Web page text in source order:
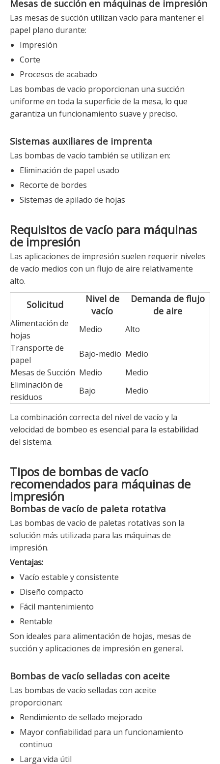
Mesas de succión en máquinas de impresión
Las mesas de succión utilizan vacío para mantener el
papel plano durante:
Impresión
Corte
Procesos de acabado
Las bombas de vacío proporcionan una succión
uniforme en toda la superficie de la mesa, lo que
garantiza un funcionamiento suave y preciso.
Sistemas auxiliares de imprenta
Las bombas de vacío también se utilizan en:
Eliminación de papel usado
Recorte de bordes
Sistemas de apilado de hojas
Requisitos de vacío para máquinas
de impresión
Las aplicaciones de impresión suelen requerir niveles
de vacío medios con un flujo de aire relativamente
alto.
Solicitud
Nivel de
vacío
Demanda de flujo
de aire
Alimentación de
hojas
Medio
Alto
Transporte de
papel
Bajo-medio Medio
Mesas de Succión Medio
Medio
Eliminación de
residuos
Bajo Medio
La combinación correcta del nivel de vacío y la
velocidad de bombeo es esencial para la estabilidad
del sistema.
Tipos de bombas de vacío
recomendados para máquinas de
impresión
Bombas de vacío de paleta rotativa
Las bombas de vacío de paletas rotativas son la
solución más utilizada para las máquinas de
impresión.
Ventajas:
Vacío estable y consistente
Diseño compacto
Fácil mantenimiento
Rentable
Son ideales para alimentación de hojas, mesas de
succión y aplicaciones de impresión en general.
Bombas de vacío selladas con aceite
Las bombas de vacío selladas con aceite
proporcionan:
Rendimiento de sellado mejorado
Mayor confiabilidad para un funcionamiento
continuo
Larga vida útil